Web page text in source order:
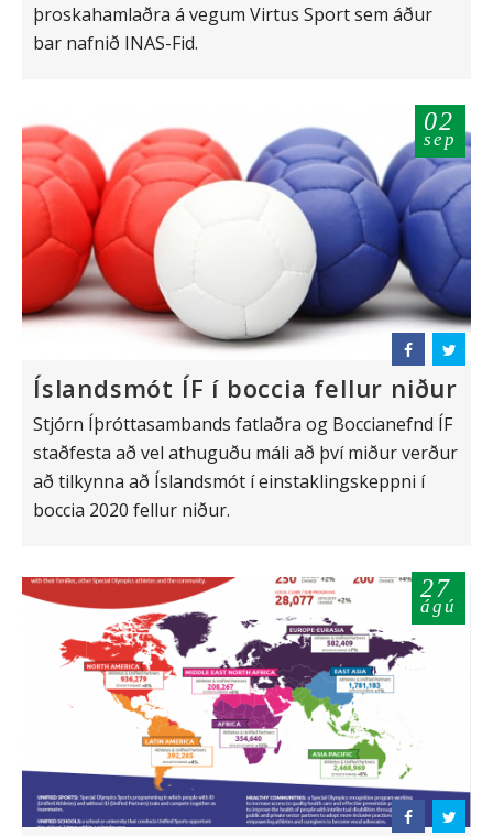
þroskahamlaðra á vegum Virtus Sport sem áður
bar nafnið INAS-Fid.
02
sep
Íslandsmót ÍF í boccia fellur niður
Stjórn Íþróttasambands fatlaðra og Boccianefnd ÍF
staðfesta að vel athuguðu máli að því miður verður
að tilkynna að Íslandsmót í einstaklingskeppni í
boccia 2020 fellur niður.
27
ágú